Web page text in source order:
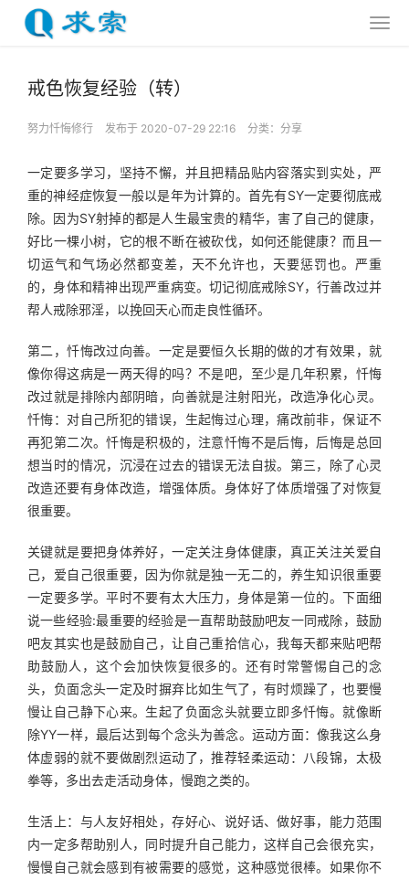
戒色恢复经验（转）
努力忏悔修行 发布于 2020-07-29 22:16 分类： 分享
一定要多学习，坚持不懈，并且把精品贴内容落实到实处，严
重的神经症恢复一般以是年为计算的。首先有SY一定要彻底戒
除。因为SY射掉的都是人生最宝贵的精华，害了自己的健康，
好比一棵小树，它的根不断在被砍伐，如何还能健康？而且一
切运气和气场必然都变差，天不允许也，天要惩罚也。严重
的，身体和精神出现严重病变。切记彻底戒除SY，行善改过并
帮人戒除邪淫，以挽回天心而走良性循环。
第二，忏悔改过向善。一定是要恒久长期的做的才有效果，就
像你得这病是一两天得的吗？不是吧，至少是几年积累，忏悔
改过就是排除内部阴暗，向善就是注射阳光，改造净化心灵。
忏悔：对自己所犯的错误，生起悔过心理，痛改前非，保证不
再犯第二次。忏悔是积极的，注意忏悔不是后悔，后悔是总回
想当时的情况，沉浸在过去的错误无法自拔。第三，除了心灵
改造还要有身体改造，增强体质。身体好了体质增强了对恢复
很重要。
关键就是要把身体养好，一定关注身体健康，真正关注关爱自
己，爱自己很重要，因为你就是独一无二的，养生知识很重要
一定要多学。平时不要有太大压力，身体是第一位的。下面细
说一些经验:最重要的经验是一直帮助鼓励吧友一同戒除，鼓励
吧友其实也是鼓励自己，让自己重拾信心，我每天都来贴吧帮
助鼓励人，这个会加快恢复很多的。还有时常警惕自己的念
头，负面念头一定及时摒弃比如生气了，有时烦躁了，也要慢
慢让自己静下心来。生起了负面念头就要立即多忏悔。就像断
除YY一样，最后达到每个念头为善念。运动方面：像我这么身
体虚弱的就不要做剧烈运动了，推荐轻柔运动：八段锦，太极
拳等，多出去走活动身体，慢跑之类的。
生活上：与人友好相处，存好心、说好话、做好事，能力范围
内一定多帮助别人，同时提升自己能力，这样自己会很充实，
慢慢自己就会感到有被需要的感觉，这种感觉很棒。如果你不